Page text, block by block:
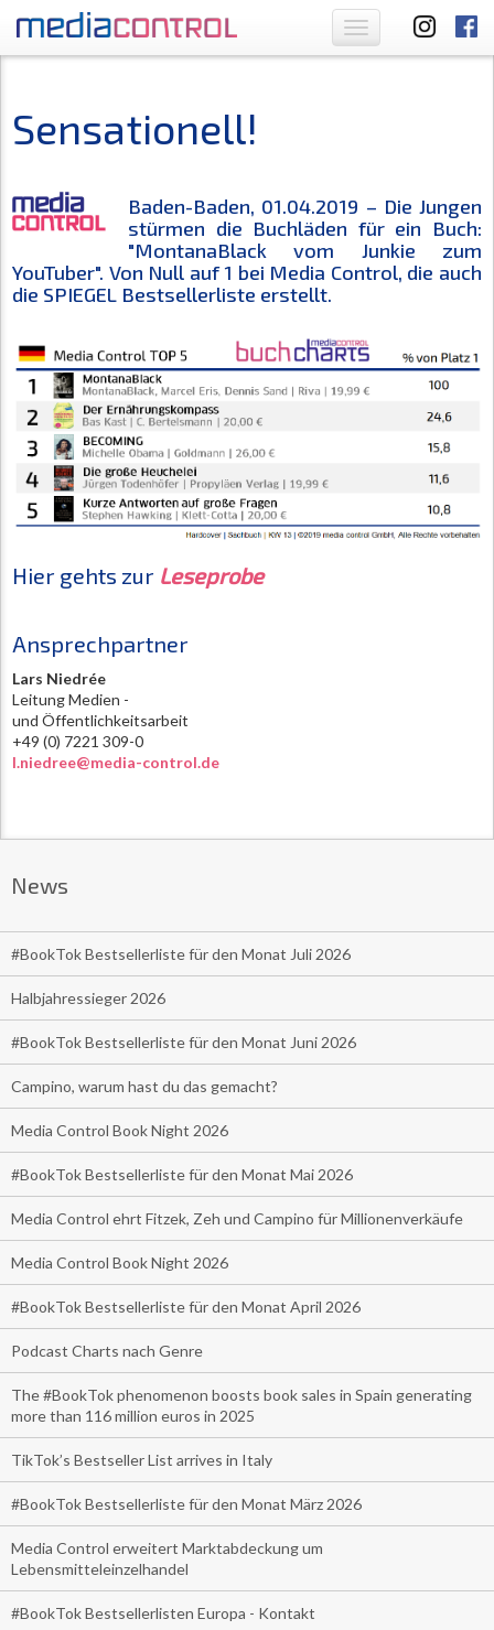
Toggle
navigation
Sensationell!
Baden-Baden, 01.04.2019 – Die Jungen
stürmen die Buchläden für ein Buch:
"MontanaBlack vom Junkie zum
YouTuber". Von Null auf 1 bei Media Control, die auch
die SPIEGEL Bestsellerliste erstellt.
Hier gehts zur Leseprobe
Ansprechpartner
Lars Niedrée
Leitung Medien -
und Öffentlichkeitsarbeit
+49 (0) 7221 309-0
l.niedree@media-control.de
News
#BookTok Bestsellerliste für den Monat Juli 2026
Halbjahressieger 2026
#BookTok Bestsellerliste für den Monat Juni 2026
Campino, warum hast du das gemacht?
Media Control Book Night 2026
#BookTok Bestsellerliste für den Monat Mai 2026
Media Control ehrt Fitzek, Zeh und Campino für Millionenverkäufe
Media Control Book Night 2026
#BookTok Bestsellerliste für den Monat April 2026
Podcast Charts nach Genre
The #BookTok phenomenon boosts book sales in Spain generating
more than 116 million euros in 2025
TikTok’s Bestseller List arrives in Italy
#BookTok Bestsellerliste für den Monat März 2026
Media Control erweitert Marktabdeckung um
Lebensmitteleinzelhandel
#BookTok Bestsellerlisten Europa - Kontakt